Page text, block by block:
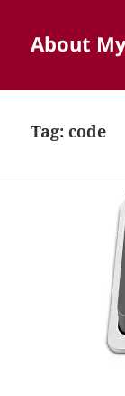
About
Tag:code